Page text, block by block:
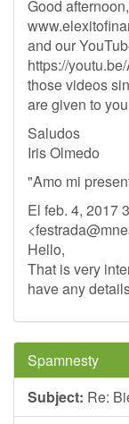
Good
and our
https://
those videos
are given to
Saludos
Iris Olmedo
"Amo mi
El feb. 4, 2017
<
Hello,
That is very
have any
Spamnesty
Subject: Re: